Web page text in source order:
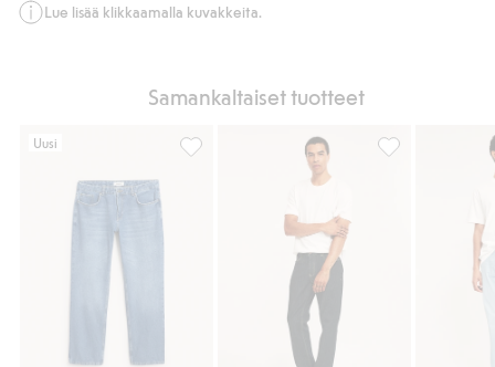
Lue lisää klikkaamalla kuvakkeita.
Samankaltaiset tuotteet
Uusi
Regular jeans, Lisää suosikkeihinRegular jeans,